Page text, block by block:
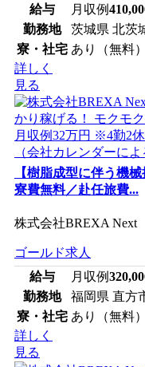
給与
月収例
勤務地
茨城県 北茨
寮・社宅 あり（無料）
詳しく
見る
【樹脂成型に伴う機
寮費無料／赴任旅費...
株式会社BREXA Next
ゴールド求人
給与
月収例
勤務地
福岡県 直方
寮・社宅 あり（無料）
詳しく
見る